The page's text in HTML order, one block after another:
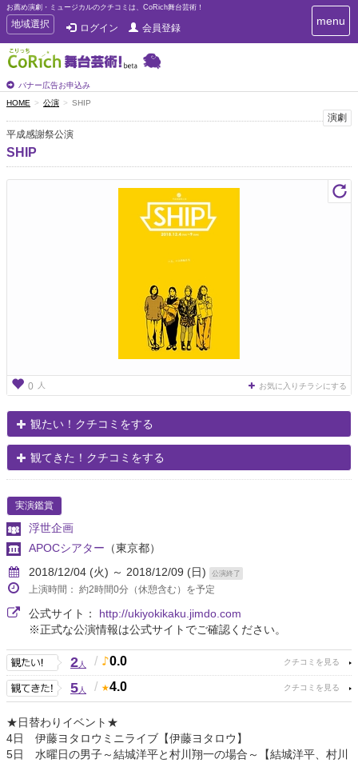
お薦め演劇・ミュージカルのクチコミは、CoRich舞台芸術！
T
o
g
g
e
n
a
v
i
g
地域選択 ログイン 会員登録
バナー広告お申込み
T
o
i
g
menu
HOME 公演 SHIP
演劇
平成感謝祭公演
SHIP
0 人 お気に入りチラシにする
観たい！クチコミをする
観てきた！クチコミをする
実演鑑賞
浮世企画
APOCシアター （東京都）
2018/12/04 (火) ～ 2018/12/09 (日)
公演終了
上演時間： 約2時間0分（休憩含む）を予定
公式サイト： http://ukiyokikaku.jimdo.com
※正式な公演情報は公式サイトでご確認ください。
2人 / 0.0
5人 / 4.0
★日替わりイベント★
4日 伊藤ヨタロウミニライブ【伊藤ヨタロウ】
5日 水曜日の男子～結城洋平と村川翔一の場合～【結城洋平、村川